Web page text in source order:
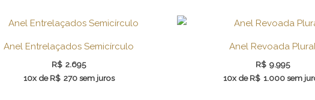
Anel Entrelaçados Semicírculo
R$ 2.695
10x deR$ 270sem juros
Anel Revoada
R$ 9.995
10x deR$ 1.000 sem